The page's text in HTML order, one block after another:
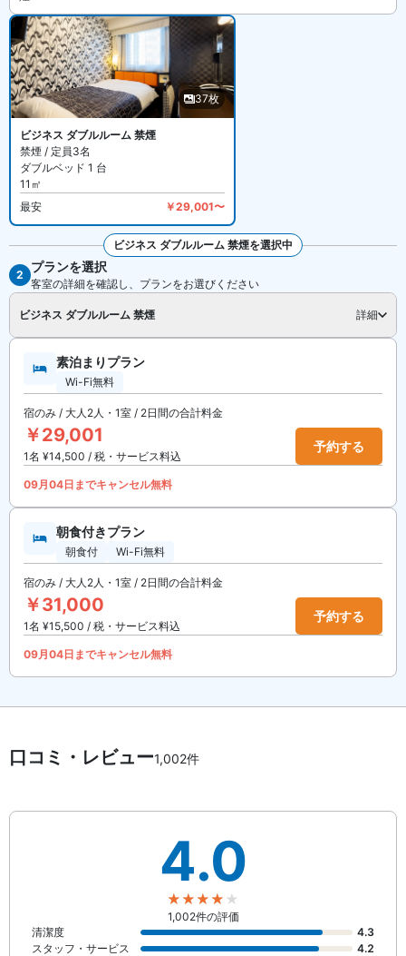
スがあります。
37枚
ビジネス ダブルルーム 禁煙
禁煙 / 定員3名
ダブルベッド 1 台
11㎡
最安
￥29,001〜
ビジネス ダブルルーム 禁煙を選択中
2 プランを選択
客室の詳細を確認し、プランをお選びください
ビジネス ダブルルーム 禁煙 詳細
素泊まりプラン
Wi-Fi無料
宿のみ / 大人2人・1室 / 2日間の合計料金
￥29,001
1名 ¥14,500 / 税・サービス料込
予約する
09月04日までキャンセル無料
朝食付きプラン
朝食付 Wi-Fi無料
宿のみ / 大人2人・1室 / 2日間の合計料金
￥31,000
1名 ¥15,500 / 税・サービス料込
予約する
09月04日までキャンセル無料
口コミ・レビュー1,002件
4.0
1,002件の評価
清潔度
4.3
スタッフ・サービス
4.2